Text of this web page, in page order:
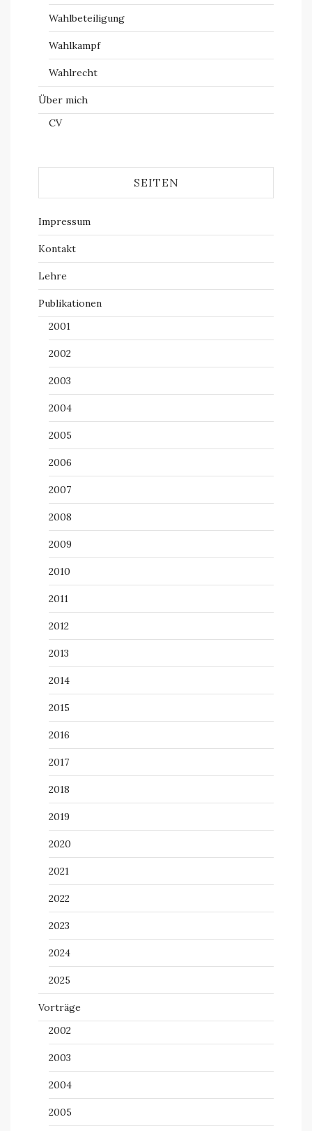
Wahlbeteiligung
Wahlkampf
Wahlrecht
Über mich
CV
SEITEN
Impressum
Kontakt
Lehre
Publikationen
2001
2002
2003
2004
2005
2006
2007
2008
2009
2010
2011
2012
2013
2014
2015
2016
2017
2018
2019
2020
2021
2022
2023
2024
2025
Vorträge
2002
2003
2004
2005